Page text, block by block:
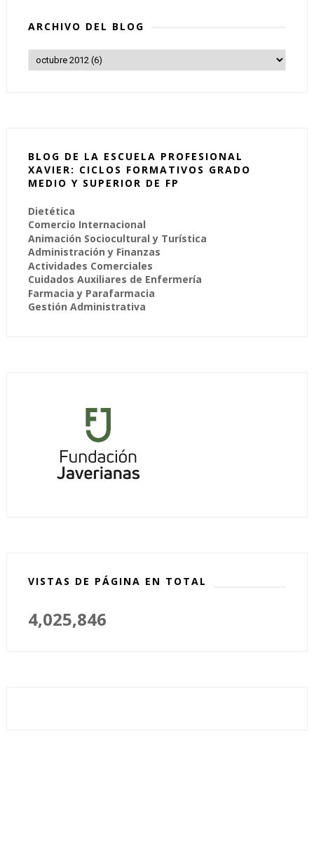
ARCHIVO DEL BLOG
BLOG DE LA ESCUELA PROFESIONAL
XAVIER: CICLOS FORMATIVOS GRADO
MEDIO Y SUPERIOR DE FP
Dietética
Comercio Internacional
Animación Sociocultural y Turística
Administración y Finanzas
Actividades Comerciales
Cuidados Auxiliares de Enfermería
Farmacia y Parafarmacia
Gestión Administrativa
VISTAS DE PÁGINA EN TOTAL
4,025,846